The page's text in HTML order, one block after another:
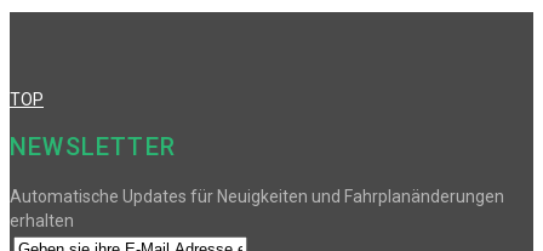
TOP
NEWSLETTER
Automatische Updates für Neuigkeiten und Fahrplanänderungen
erhalten